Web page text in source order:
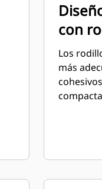
con
Los
más